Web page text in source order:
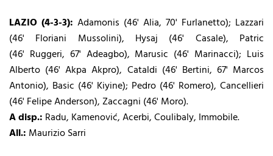
LAZIO (4-3-3): Adamonis (46' Alia, 70' Furlanetto); Lazzari
(46' Floriani Mussolini), Hysaj (46' Casale), Patric
(46' Ruggeri, 67' Adeagbo), Marusic (46' Marinacci); Luis
Alberto (46' Akpa Akpro), Cataldi (46' Bertini, 67' Marcos
Antonio), Basic (46' Kiyine); Pedro (46' Romero), Cancellieri
(46' Felipe Anderson), Zaccagni (46' Moro).
A disp.: Radu, Kamenović, Acerbi, Coulibaly, Immobile.
All.: Maurizio Sarri